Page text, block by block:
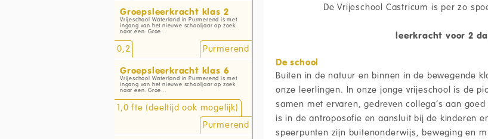
De Vrijeschool Castricum is per zo
leerkracht voor 2
De school
Buiten in de natuur en binnen in de bewegende
onze leerlingen. In onze jonge vrijeschool is de
samen met ervaren, gedreven collega’s aan
is in de antroposofie en aansluit bij de kinderen
speerpunten zijn buitenonderwijs, beweging en
Groepsleerkracht klas 2
Vrijeschool Waterland in Purmerend is met
ingang van het nieuwe schooljaar op zoek
naar een: Groe...
0,2
Purmerend
Groepsleerkracht klas 6
Vrijeschool Waterland in Purmerend is met
ingang van het nieuwe schooljaar op zoek
naar een: Groe...
1,0 fte (deeltijd ook mogelijk)
Purmerend